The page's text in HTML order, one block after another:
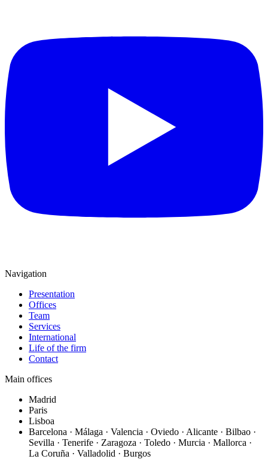
Navigation
Presentation
Offices
Team
Services
International
Life of the firm
Contact
Main offices
Madrid
Paris
Lisboa
Barcelona · Málaga · Valencia · Oviedo · Alicante · Bilbao ·
Sevilla · Tenerife · Zaragoza · Toledo · Murcia · Mallorca ·
La Coruña · Valladolid · Burgos